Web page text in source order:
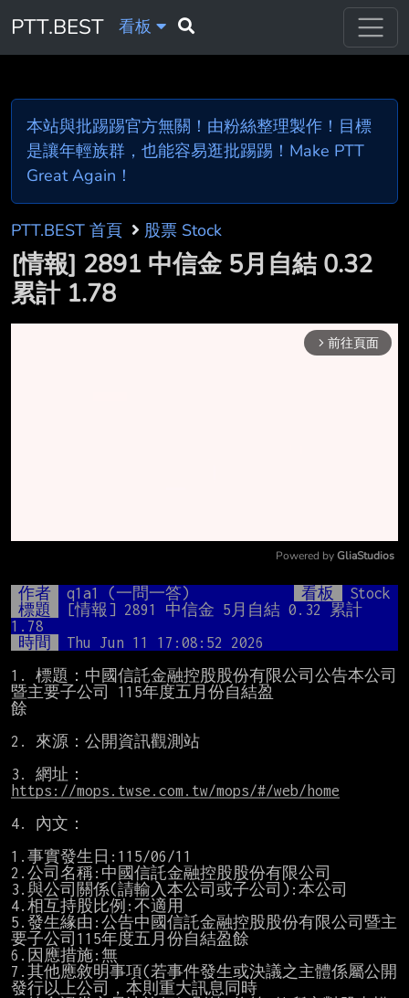
PTT.BEST 看板
本站與批踢踢官方無關！由粉絲整理製作！目標
是讓年輕族群，也能容易逛批踢踢！Make PTT
Great Again！
PTT.BEST 首頁 股票 Stock
[情報] 2891 中信金 5月自結 0.32
累計 1.78
arrow_forward_ios 前往頁面
Mute
Powered by GliaStudios
作者 q1a1 (一問一答) 看板
Stock
標題
[情報] 2891 中信金 5月自結 0.32 累計
1.78
時間
Thu Jun 11 17:08:52 2026
1. 標題：中國信託金融控股股份有限公司公告本公司
暨主要子公司 115年度五月份自結盈
餘
2. 來源：公開資訊觀測站
3. 網址：
https://mops.twse.com.tw/mops/#/web/home
4. 內文：
1.事實發生日:115/06/11
2.公司名稱:中國信託金融控股股份有限公司
3.與公司關係(請輸入本公司或子公司):本公司
4.相互持股比例:不適用
5.發生緣由:公告中國信託金融控股股份有限公司暨主
要子公司115年度五月份自結盈餘
6.因應措施:無
7.其他應敘明事項(若事件發生或決議之主體係屬公開
發行以上公司，本則重大訊息同時